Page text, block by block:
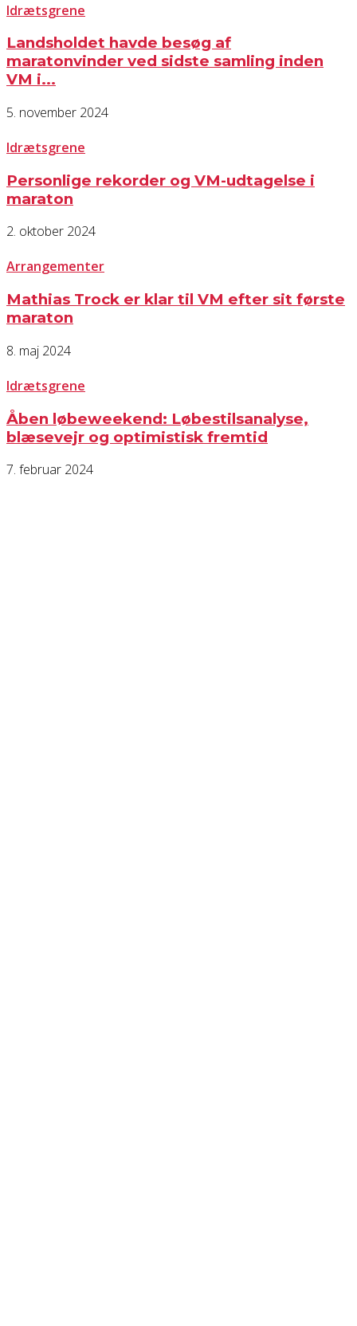
Idrætsgrene
Landsholdet havde besøg af
maratonvinder ved sidste samling inden
VM i...
5. november 2024
Idrætsgrene
Personlige rekorder og VM-udtagelse i
maraton
2. oktober 2024
Arrangementer
Mathias Trock er klar til VM efter sit første
maraton
8. maj 2024
Idrætsgrene
Åben løbeweekend: Løbestilsanalyse,
blæsevejr og optimistisk fremtid
7. februar 2024